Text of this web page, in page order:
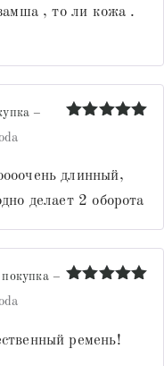
, то ли кожа .
–
длинный,
делает 2 оборота
–
ремень!